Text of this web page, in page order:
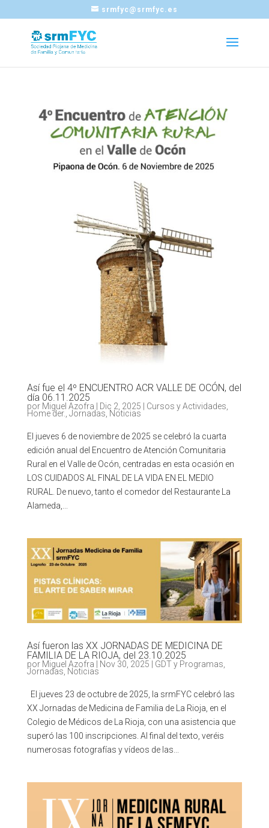
srmfyc@srmfyc.es
Así fue el 4º ENCUENTRO ACR VALLE DE OCÓN, del
día 06.11.2025
por Miguel Azofra Dic 2, 2025 Cursos y Actividades
Home der. Jornadas Noticias
El jueves 6 de noviembre de 2025 se celebró la cuarta
edición anual del Encuentro de Atención Comunitaria
Rural en el Valle de Ocón, centradas en esta ocasión en
LOS CUIDADOS AL FINAL DE LA VIDA EN EL MEDIO
RURAL. De nuevo, tanto el comedor del Restaurante La
Alameda,...
Así fueron las XX JORNADAS DE MEDICINA DE
FAMILIA DE LA RIOJA, del 23.10.2025
por Miguel Azofra Nov 30, 2025 GDT y Programas
Jornadas Noticias
El jueves 23 de octubre de 2025, la srmFYC celebró las
XX Jornadas de Medicina de Familia de La Rioja, en el
Colegio de Médicos de La Rioja, con una asistencia que
superó las 100 inscripciones. Al final del texto, veréis
numerosas fotografías y vídeos de las...